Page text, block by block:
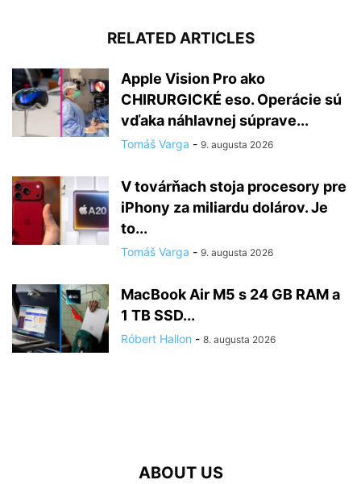
RELATED ARTICLES
Apple Vision Pro ako
CHIRURGICKÉ eso. Operácie sú
vďaka náhlavnej súprave...
Tomáš Varga - 9. augusta 2026
V továrňach stoja procesory pre
iPhony za miliardu dolárov. Je
to...
Tomáš Varga - 9. augusta 2026
MacBook Air M5 s 24 GB RAM a
1 TB SSD...
Róbert Hallon - 8. augusta 2026
ABOUT US